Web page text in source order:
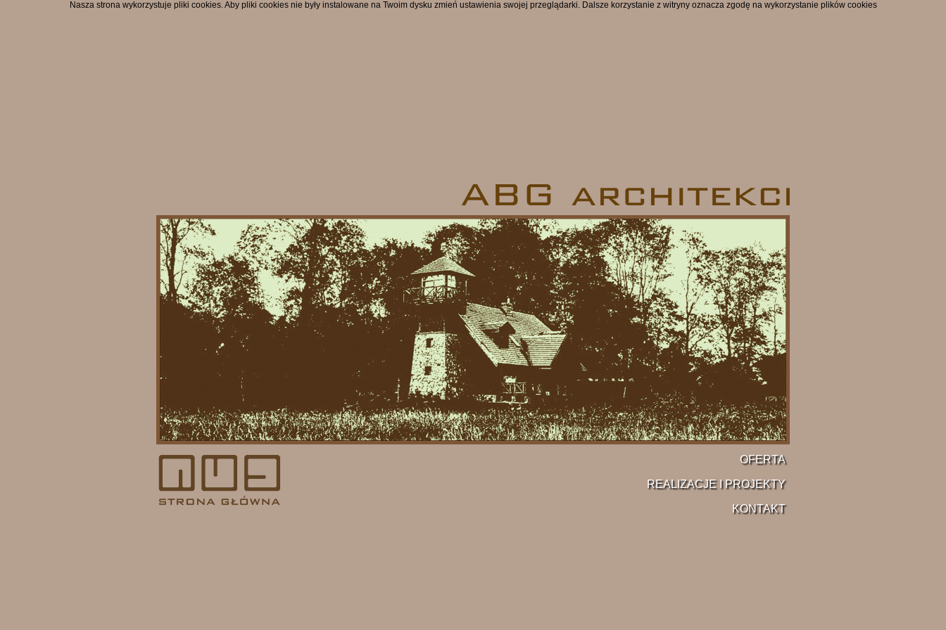
Nasza strona wykorzystuje pliki cookies. Aby pliki cookies nie były instalowane na Twoim dysku zmień ustawienia swojej przeglądarki. Dalsze korzystanie z witryny oznacza zgodę na wykorzystanie plików cookies
OFERTA
REALIZACJE I PROJEKTY
KONTAKT